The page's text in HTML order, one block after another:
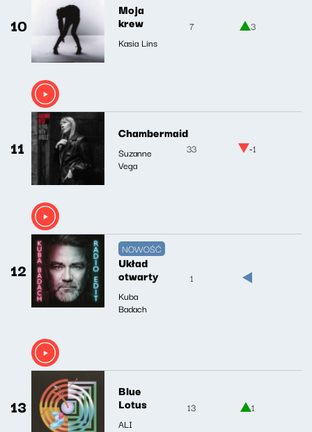
10
Moja
krew
Kasia Lins
7 3
11
Chambermaid
Suzanne
Vega
33 -1
12
NOWOŚĆ
Układ
otwarty
Kuba
Badach
1
13
Blue
Lotus
ALI
13 1